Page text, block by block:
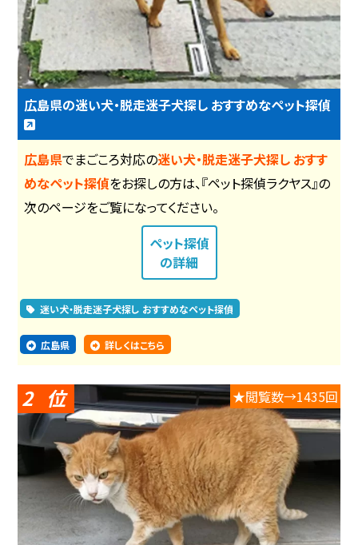
広島県の迷い犬・脱走迷子犬探し おすすめなペット探偵
広島県でまごころ対応の迷い犬・脱走迷子犬探し おすす
めなペット探偵をお探しの方は、『ペット探偵ラクヤス』の
次のページをご覧になってください。
ペット探偵
の詳細
迷い犬・脱走迷子犬探し おすすめなペット探偵
広島県 詳しくはこちら
2 ★閲覧数→1435回